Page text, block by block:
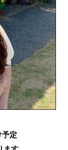
予定